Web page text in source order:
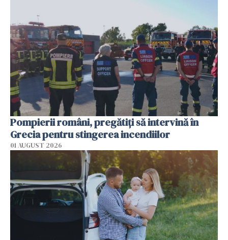
Pompierii români, pregătiţi să intervină în
Grecia pentru stingerea incendiilor
01 AUGUST 2026